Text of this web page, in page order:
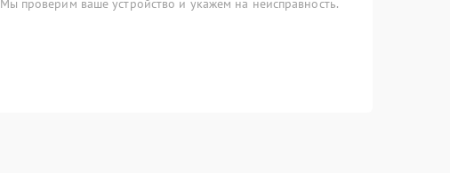
Мы проверим ваше устройство и укажем на неисправность.